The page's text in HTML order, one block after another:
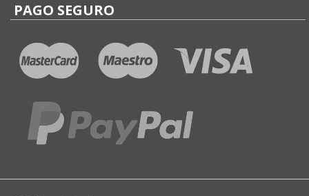
PAGO SEGURO